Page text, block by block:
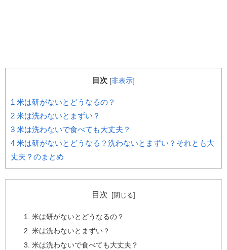
目次 [非表示]
1 米は研がないとどうなるの？
2 米は洗わないとまずい？
3 米は洗わないで食べても大丈夫？
4 米は研がないとどうなる？洗わないとまずい？それとも大
丈夫？のまとめ
目次
米は研がないとどうなるの？
米は洗わないとまずい？
米は洗わないで食べても大丈夫？